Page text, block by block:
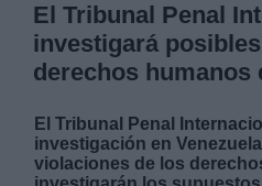
El Tribunal Penal
investigará
derechos humanos
El Tribunal Penal
investigación en
violaciones de los
Legitimación:
Destinatarios: